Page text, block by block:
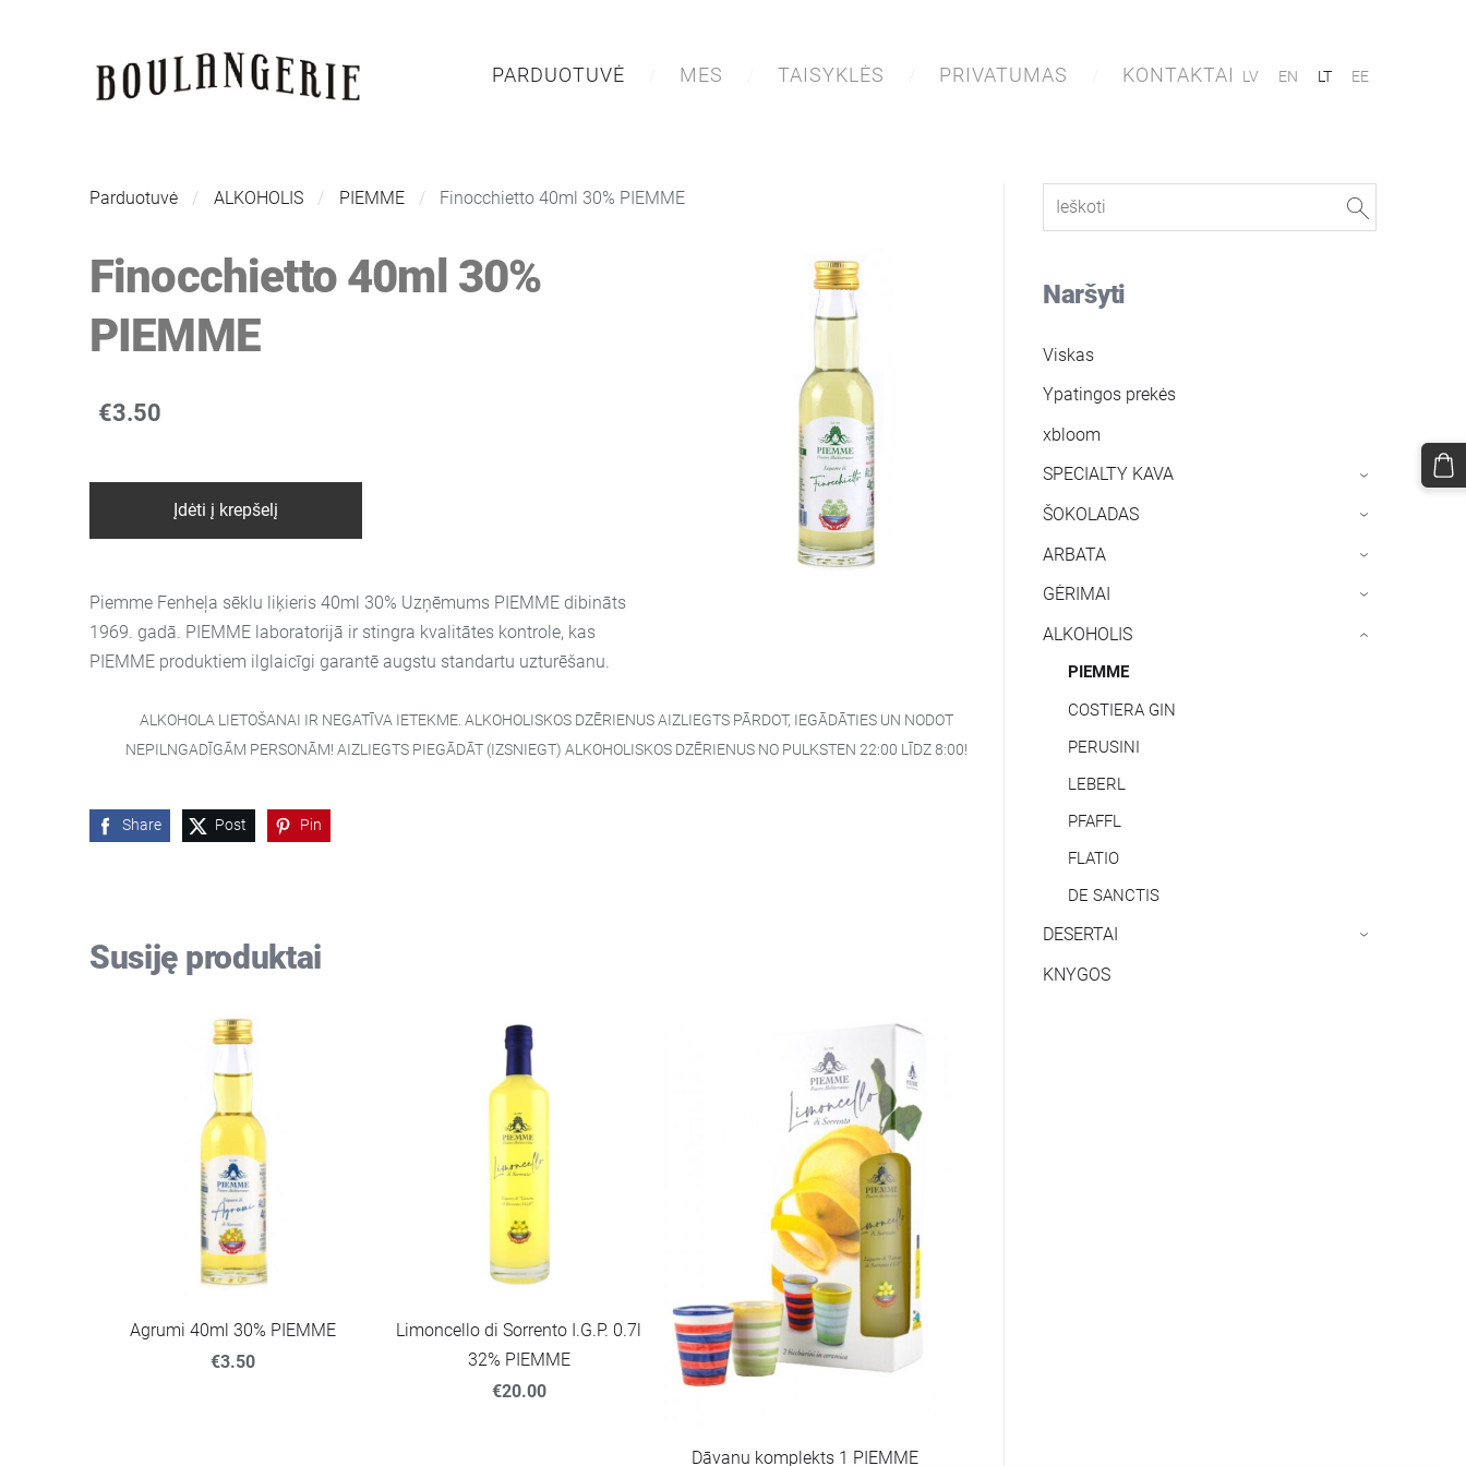
PARDUOTUVĖ MES TAISYKLĖS PRIVATUMAS KONTAKTAI LV EN LT EE
Naršyti
Viskas
Ypatingos prekės
xbloom
SPECIALTY KAVA
›
ŠOKOLADAS ›
ARBATA ›
GĖRIMAI ›
ALKOHOLIS
PIEMME
COSTIERA GIN
PERUSINI
LEBERL
PFAFFL
FLATIO
DE SANCTIS
›
DESERTAI ›
KNYGOS
Parduotuvė ALKOHOLIS PIEMME Finocchietto 40ml 30% PIEMME
Finocchietto 40ml 30%
PIEMME
€3.50
Įdėti į krepšelį
Piemme Fenheļa sēklu liķieris 40ml 30% Uzņēmums PIEMME dibināts
1969. gadā. PIEMME laboratorijā ir stingra kvalitātes kontrole, kas
PIEMME produktiem ilglaicīgi garantē augstu standartu uzturēšanu.
ALKOHOLA LIETOŠANAI IR NEGATĪVA IETEKME. ALKOHOLISKOS DZĒRIENUS AIZLIEGTS PĀRDOT, IEGĀDĀTIES UN NODOT
NEPILNGADĪGĀM PERSONĀM! AIZLIEGTS PIEGĀDĀT (IZSNIEGT) ALKOHOLISKOS DZĒRIENUS NO PULKSTEN 22:00 LĪDZ 8:00!
Share Post Pin
Susiję produktai
Agrumi 40ml 30% PIEMME
€3.50
Limoncello di Sorrento I.G.P. 0.7l
32% PIEMME
€20.00
Dāvanu komplekts 1 PIEMME